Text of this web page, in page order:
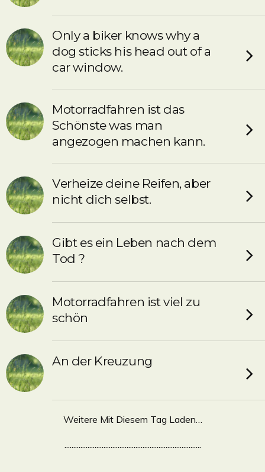
Only a biker knows why a
dog sticks his head out of a
car window.
Motorradfahren ist das
Schönste was man
angezogen machen kann.
Verheize deine Reifen, aber
nicht dich selbst.
Gibt es ein Leben nach dem
Tod ?
Motorradfahren ist viel zu
schön
An der Kreuzung
Weitere Mit Diesem Tag Laden…
.............................................................................